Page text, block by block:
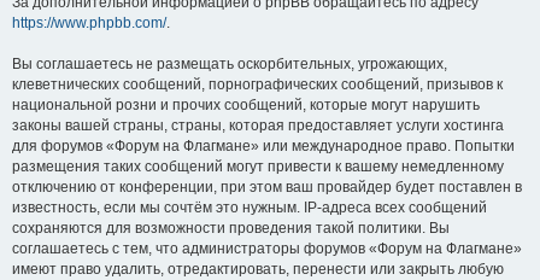
https://www.phpbb.com/.
Вы соглашаетесь не размещать оскорбительных, угрожающих,
клеветнических сообщений, порнографических сообщений, призывов к
национальной розни и прочих сообщений, которые могут нарушить
законы вашей страны, страны, которая предоставляет услуги хостинга
для форумов «Форум на Флагмане» или международное право. Попытки
размещения таких сообщений могут привести к вашему немедленному
отключению от конференции, при этом ваш провайдер будет поставлен в
известность, если мы сочтём это нужным. IP-адреса всех сообщений
сохраняются для возможности проведения такой политики. Вы
соглашаетесь с тем, что администраторы форумов «Форум на Флагмане»
имеют право удалить, отредактировать, перенести или закрыть любую